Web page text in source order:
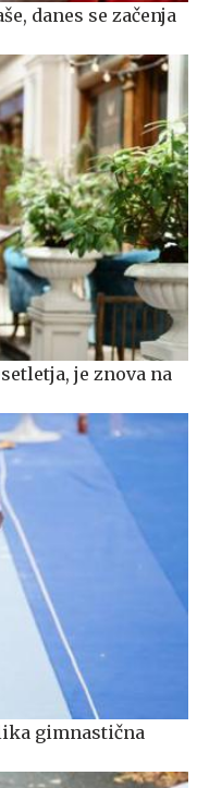
danes se začenja
je znova na
gimnastična